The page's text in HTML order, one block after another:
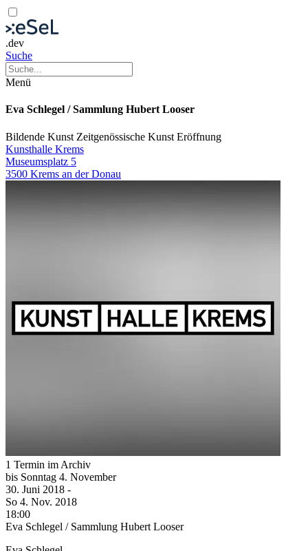
.dev
Suche
Menü
Eva Schlegel / Sammlung Hubert Looser
Bildende Kunst Zeitgenössische Kunst Eröffnung
Kunsthalle Krems
Museumsplatz 5
3500 Krems an der Donau
1 Termin im Archiv
bis Sonntag 4. November
30. Juni 2018 -
So 4. Nov. 2018
18:00
Eva Schlegel / Sammlung Hubert Looser